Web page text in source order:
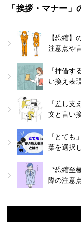
「挨拶・マナー」
【恐縮】
注意点や
「拝借す
い換え表
「差し支
文と言い
「とても
葉を選択
〝恐縮至
際の注意